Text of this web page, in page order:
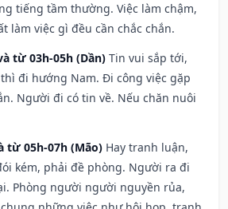
tiếng tầm thường. Việc làm chậm,
làm việc gì đều cần chắc chắn.
từ 03h-05h (Dần) Tin vui sắp tới,
đi hướng Nam. Đi công việc gặp
Người đi có tin về. Nếu chăn nuôi
từ 05h-07h (Mão) Hay tranh luận,
kém, phải đề phòng. Người ra đi
Phòng người người nguyền rủa,